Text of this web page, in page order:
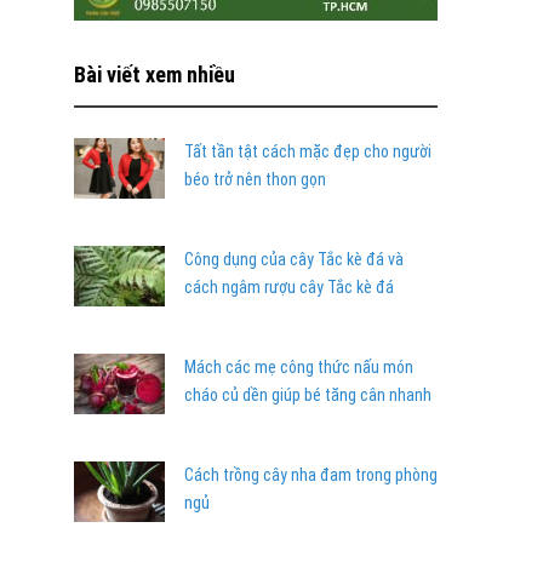
Bài viết xem nhiều
Tất tần tật cách mặc đẹp cho người
béo trở nên thon gọn
Công dụng của cây Tắc kè đá và
cách ngâm rượu cây Tắc kè đá
Mách các mẹ công thức nấu món
cháo củ dền giúp bé tăng cân nhanh
Cách trồng cây nha đam trong phòng
ngủ